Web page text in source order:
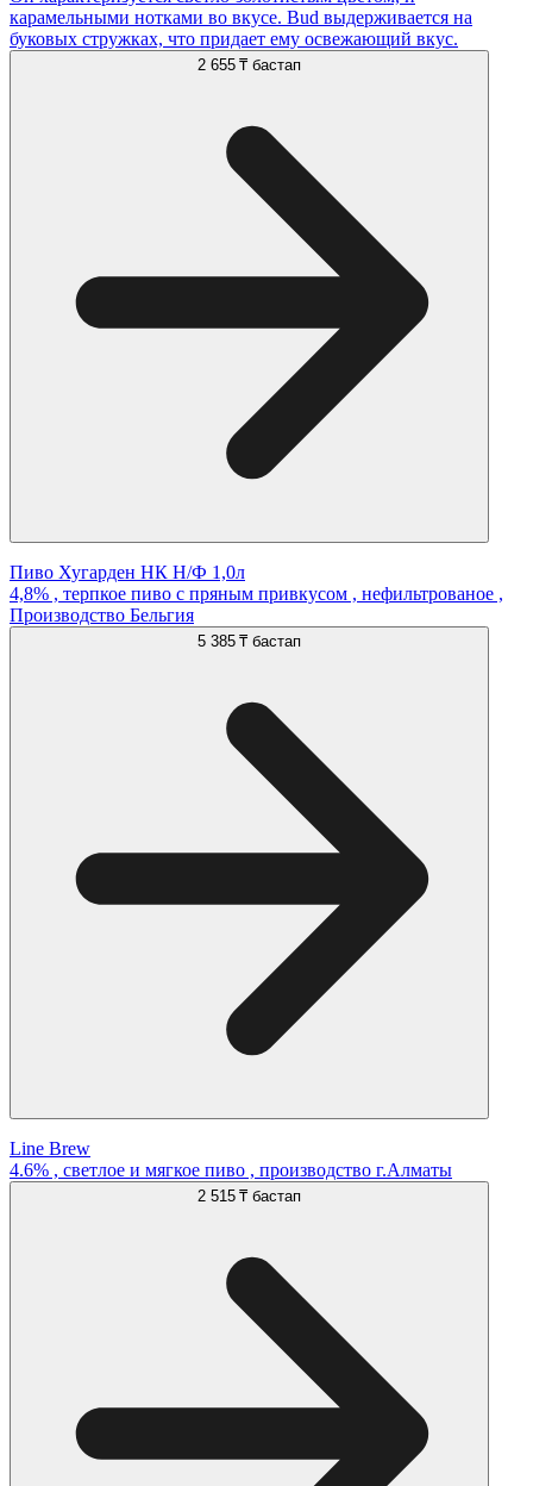
карамельными нотками во вкусе. Bud выдерживается на
буковых стружках, что придает ему освежающий вкус.
2 655 ₸ бастап
Пиво Хугарден НК Н/Ф 1,0л
4,8% , терпкое пиво с пряным привкусом , нефильтрованое ,
Производство Бельгия
5 385 ₸ бастап
Line Brew
4.6% , светлое и мягкое пиво , производство г.Алматы
2 515 ₸ бастап